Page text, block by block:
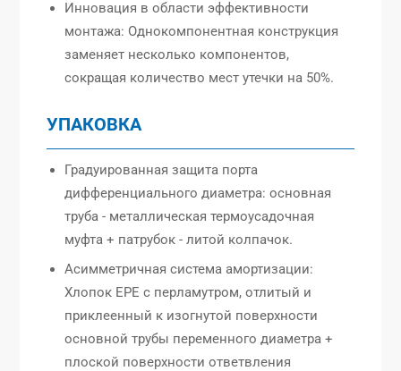
Инновация в области эффективности
монтажа: Однокомпонентная конструкция
заменяет несколько компонентов,
сокращая количество мест утечки на 50%.
УПАКОВКА
Градуированная защита порта
дифференциального диаметра: основная
труба - металлическая термоусадочная
муфта + патрубок - литой колпачок.
Асимметричная система амортизации:
Хлопок EPE с перламутром, отлитый и
приклеенный к изогнутой поверхности
основной трубы переменного диаметра +
плоской поверхности ответвления